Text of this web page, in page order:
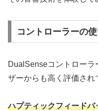
コントローラーの
DualSenseコントロー
ザーからも高く評価され
ハプティックフィード